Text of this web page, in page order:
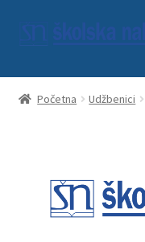
Početna
Početna Udžbenici